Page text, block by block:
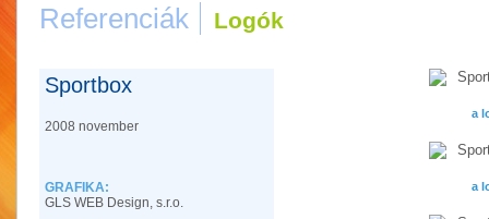
Referenciák Logók
Sportbox
2008 november
GRAFIKA:
GLS WEB Design, s.r.o.
a
a